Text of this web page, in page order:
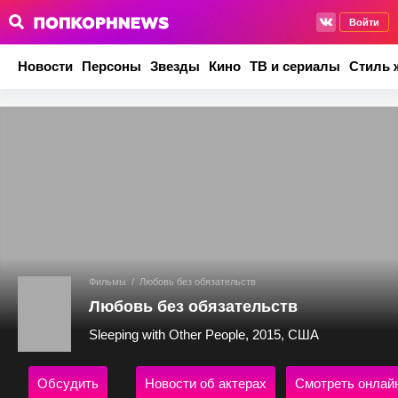
Войти
Новости Персоны Звезды Кино ТВ и сериалы Стиль
Фильмы / Любовь без обязательств
Любовь без обязательств
Sleeping with Other People, 2015, США
Обсудить Новости об актерах Смотреть